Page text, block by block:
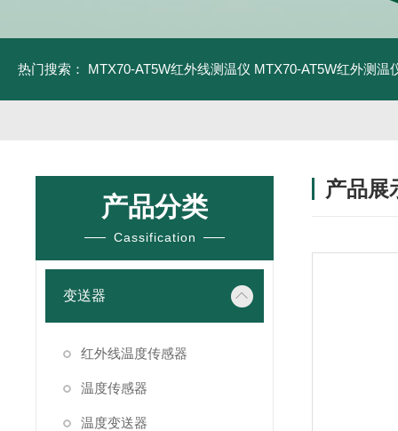
热门搜索： MTX70-AT5W红外线测温仪 MTX70-AT5W红外测温
产品分类
Cassification
变送器
红外线温度传感器
温度传感器
温度变送器
产品展